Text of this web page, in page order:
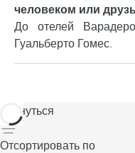
человеком или
До отелей
Гуальберто Гомес.
вернуться
Отсортировать по